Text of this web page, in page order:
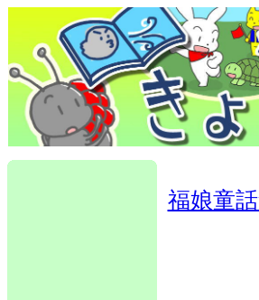
福娘童